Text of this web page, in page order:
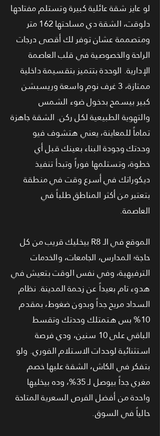
لو عايز شقة عائلية كبيرة وتستلم مفتاحها
دلوقت، الشقة دي مساحتها 162 متر
ومتصممة عشان توفر لك أقصى درجات
الراحة والخصوصية في قلب العاصمة
الإدارية. الوحدة بتتميز بتقسيمة داخلية
ممتازة، 3 غرف نوم واسعة وريسبشن
كبير بيسمح بدخول ضوء الشمس
والتهوية الطبيعية لكل ركن. الشقة جاهزة
تماماً للمعاينة، يعني هتشوف فيو
وحدتك وجودة البناء بعينك قبل أي
خطوة، وتستلمها فوراً وتبدأ تنفيذ
ديكوراتك في أسرع وقت في منطقة
بتعتبر من أكثر المناطق طلباً في
العاصمة.
الموقع في الـ R8 بيخليك قريب من كل
حاجة؛ المدارس، الجامعات، والخدمات
الترفيهية، وفي نفس الوقت بتعيش في
هدوء تام بعيداً عن زحمة المدينة. نظام
السداد مريح جداً وبدون ضغوط، بمقدم
10% بس هتمتلك وحدتك وتقسط
الباقي على 10 سنين، ودي فرصة
استثنائية لوحدات الاستلام الفوري. ولو
بتفكر في الكاش، الشقة عليها خصم
مغري جداً بيوصل لـ 35%، وده بيخليها
واحدة من أفضل الفرص السعرية المتاحة
حالياً في السوق.